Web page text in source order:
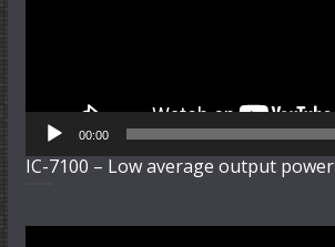
00:00
IC-7100 – Low average output power